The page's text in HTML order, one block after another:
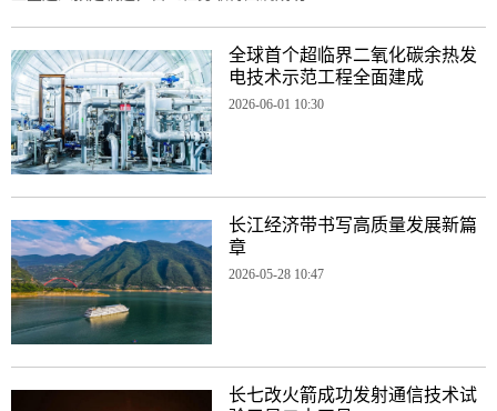
全球首个超临界二氧化碳余热发
电技术示范工程全面建成
2026-06-01 10:30
长江经济带书写高质量发展新篇
章
2026-05-28 10:47
长七改火箭成功发射通信技术试